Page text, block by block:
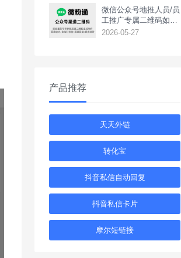
‌微信公众号地推人员/员
工推广专属二维码如何
生成？
2026-05-27
产品推荐
天天外链
转化宝
抖音私信自动回复
抖音私信卡片
摩尔短链接